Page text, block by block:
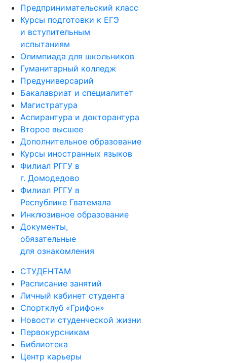
Предпринимательский класс
Курсы подготовки к ЕГЭ
и вступительным
испытаниям
Олимпиада для школьников
Гуманитарный колледж
Предуниверсарий
Бакалавриат и специалитет
Магистратура
Аспирантура и докторантура
Второе высшее
Дополнительное образование
Курсы иностранных языков
Филиал РГГУ в
г. Домодедово
Филиал РГГУ в
Республике Гватемала
Инклюзивное образование
Документы,
обязательные
для ознакомления
СТУДЕНТАМ
Расписание занятий
Личный кабинет студента
Спортклуб «Грифон»
Новости студенческой жизни
Первокурсникам
Библиотека
Центр карьеры